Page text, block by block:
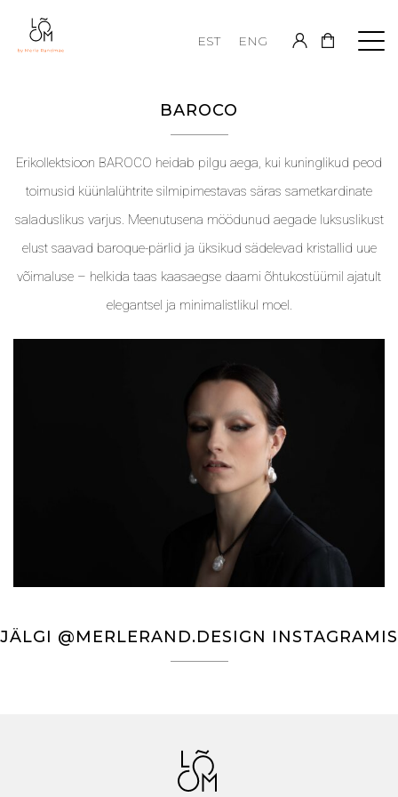
EST ENG
BAROCO
Erikollektsioon BAROCO heidab pilgu aega, kui kuninglikud peod
toimusid küünlalühtrite silmipimestavas säras sametkardinate
saladuslikus varjus. Meenutusena möödunud aegade luksuslikust
elust saavad baroque-pärlid ja üksikud sädelevad kristallid uue
võimaluse – helkida taas kaasaegse daami õhtukostüümil ajatult
elegantsel ja minimalistlikul moel.
JÄLGI @MERLERAND.DESIGN INSTAGRAMIS